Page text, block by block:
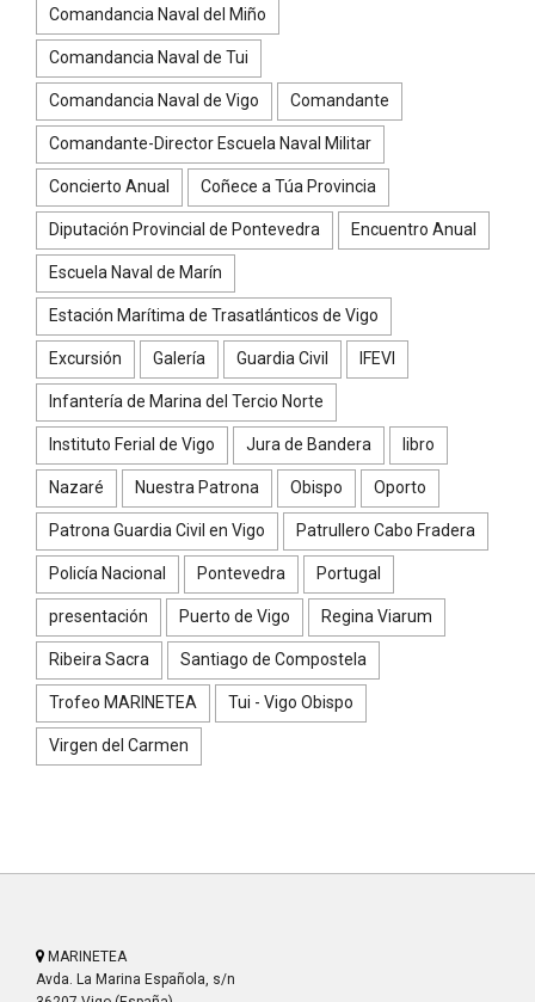
Comandancia Naval del Miño
Comandancia Naval de Tui
Comandancia Naval de Vigo Comandante
Comandante-Director Escuela Naval Militar
Concierto Anual Coñece a Túa Provincia
Diputación Provincial de Pontevedra Encuentro Anual
Escuela Naval de Marín
Estación Marítima de Trasatlánticos de Vigo
Excursión Galería Guardia Civil IFEVI
Infantería de Marina del Tercio Norte
Instituto Ferial de Vigo Jura de Bandera libro
Nazaré Nuestra Patrona Obispo Oporto
Patrona Guardia Civil en Vigo Patrullero Cabo Fradera
Policía Nacional Pontevedra Portugal
presentación Puerto de Vigo Regina Viarum
Ribeira Sacra Santiago de Compostela
Trofeo MARINETEA Tui - Vigo Obispo
Virgen del Carmen
MARINETEA
Avda. La Marina Española, s/n